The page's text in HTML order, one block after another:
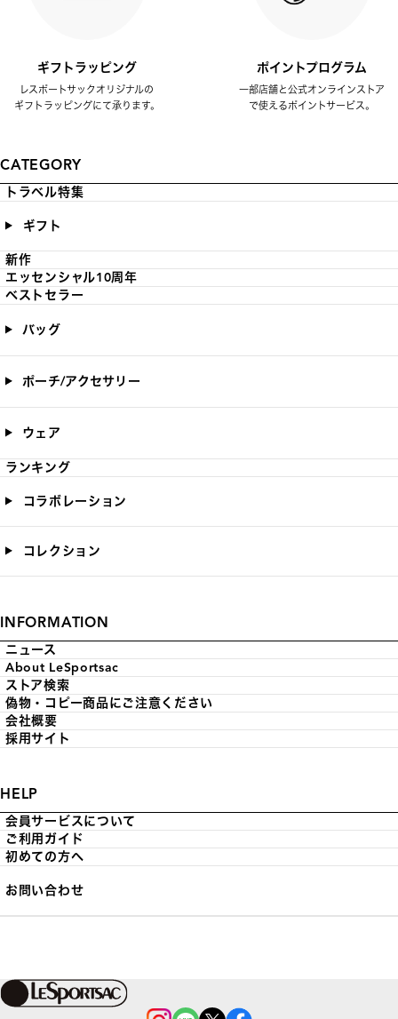
ギフトラッピング
レスポートサックオリジナルの
ギフトラッピングにて承ります。
ポイントプログラム
一部店舗と公式オンラインストア
で使えるポイントサービス。
CATEGORY
トラベル特集
ギフト
新作
エッセンシャル10周年
ベストセラー
バッグ
ポーチ/アクセサリー
ウェア
ランキング
コラボレーション
コレクション
INFORMATION
ニュース
About LeSportsac
ストア検索
偽物・コピー商品にご注意ください
会社概要
採用サイト
HELP
会員サービスについて
ご利用ガイド
初めての方へ
お問い合わせ